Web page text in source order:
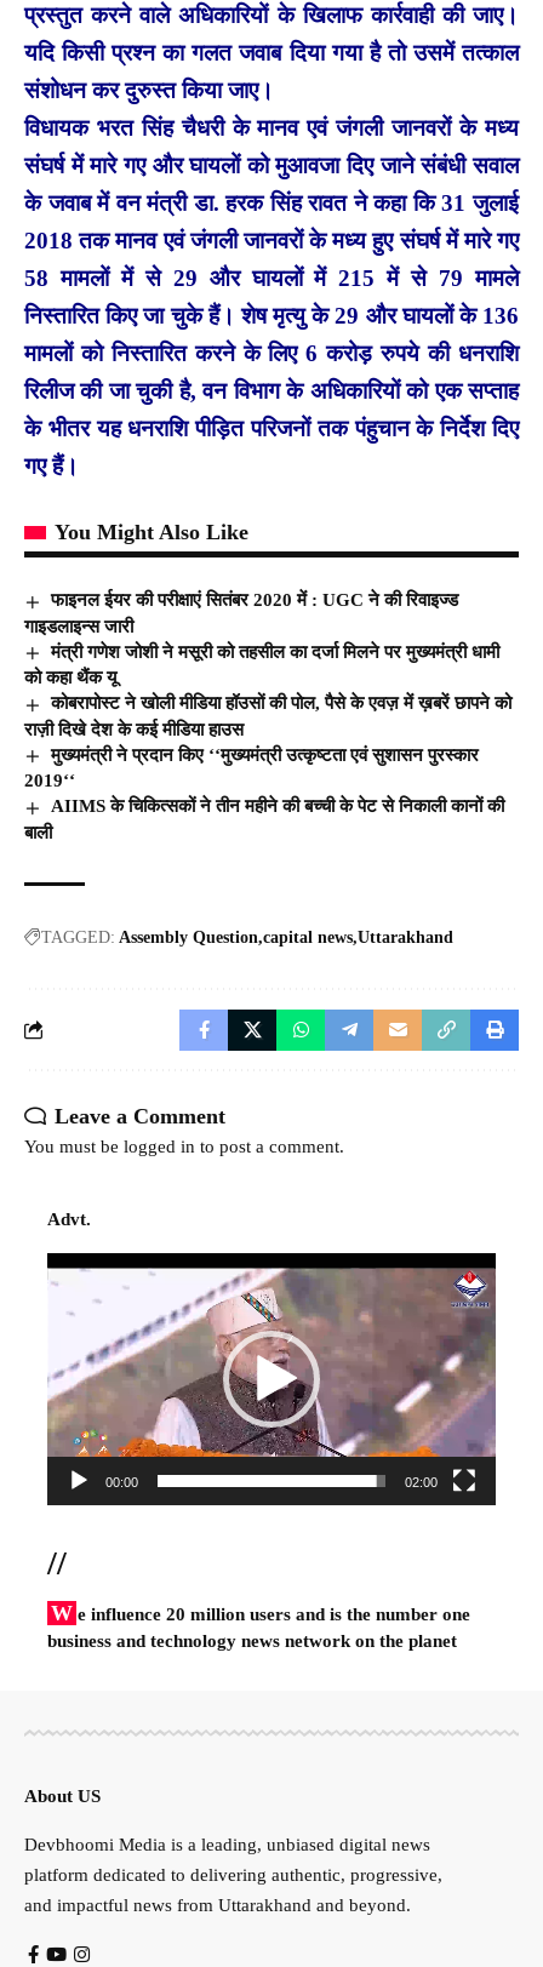
प्रस्तुत करने वाले अधिकारियों के खिलाफ कार्रवाही की जाए।
यदि किसी प्रश्न का गलत जवाब दिया गया है तो उसमें तत्काल
संशोधन कर दुरुस्त किया जाए।
विधायक भरत सिंह चैधरी के मानव एवं जंगली जानवरों के मध्य
संघर्ष में मारे गए और घायलों को मुआवजा दिए जाने संबंधी सवाल
के जवाब में वन मंत्री डा. हरक सिंह रावत ने कहा कि 31 जुलाई
2018 तक मानव एवं जंगली जानवरों के मध्य हुए संघर्ष में मारे गए
58 मामलों में से 29 और घायलों में 215 में से 79 मामले
निस्तारित किए जा चुके हैं। शेष मृत्यु के 29 और घायलों के 136
मामलों को निस्तारित करने के लिए 6 करोड़ रुपये की धनराशि
रिलीज की जा चुकी है, वन विभाग के अधिकारियों को एक सप्ताह
के भीतर यह धनराशि पीड़ित परिजनों तक पंहुचान के निर्देश दिए
गए हैं।
You Might Also Like
फाइनल ईयर की परीक्षाएं सितंबर 2020 में : UGC ने की रिवाइज्ड
गाइडलाइन्स जारी
मंत्री गणेश जोशी ने मसूरी को तहसील का दर्जा मिलने पर मुख्यमंत्री धामी
को कहा थैंक यू
कोबरापोस्ट ने खोली मीडिया हॉउसों की पोल, पैसे के एवज़ में ख़बरें छापने को
राज़ी दिखे देश के कई मीडिया हाउस
मुख्यमंत्री ने प्रदान किए ‘‘मुख्यमंत्री उत्कृष्टता एवं सुशासन पुरस्कार
2019‘‘
AIIMS के चिकित्सकों ने तीन महीने की बच्ची के पेट से निकाली कानों की
बाली
TAGGED: Assembly Question capital news Uttarakhand
Leave a Comment
You must be logged in to post a comment.
Advt.
Video
00:00 02:00
//
W e influence 20 million users and is the number one
business and technology news network on the planet
About US
Devbhoomi Media is a leading, unbiased digital news
platform dedicated to delivering authentic, progressive,
and impactful news from Uttarakhand and beyond.